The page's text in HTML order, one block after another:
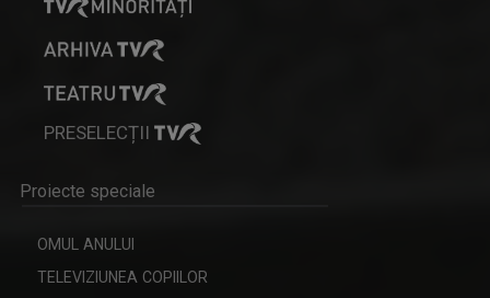
STIL VERDE / ZÖLD STÍLUS
Un program dedicat iubitorilor naturii, ...
Jurnalistă de 20 de ani. Prima dragoste a fost ...
PRESELECȚII
Proiecte speciale
OMUL ANULUI
TELEVIZIUNEA COPIILOR